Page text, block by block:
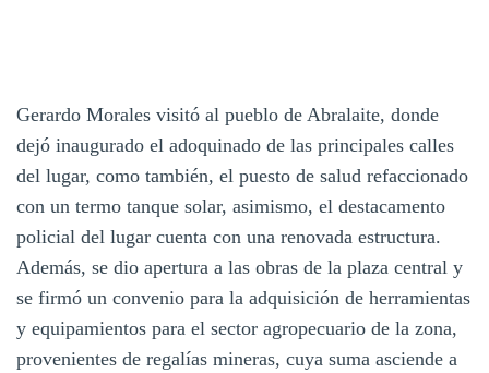
Gerardo Morales visitó al pueblo de Abralaite, donde
dejó inaugurado el adoquinado de las principales calles
del lugar, como también, el puesto de salud refaccionado
con un termo tanque solar, asimismo, el destacamento
policial del lugar cuenta con una renovada estructura.
Además, se dio apertura a las obras de la plaza central y
se firmó un convenio para la adquisición de herramientas
y equipamientos para el sector agropecuario de la zona,
provenientes de regalías mineras, cuya suma asciende a